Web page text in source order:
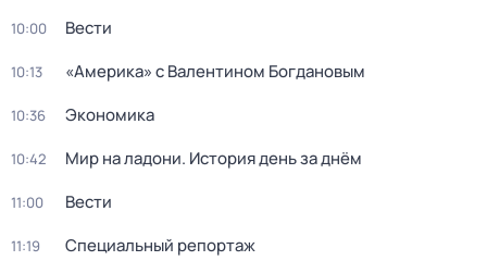
10:00 Вести
10:13 «Америка» с Валентином Богдановым
10:36 Экономика
10:42 Мир на ладони. История день за днём
11:00 Вести
11:19 Специальный репортаж